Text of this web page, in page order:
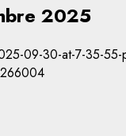
2025